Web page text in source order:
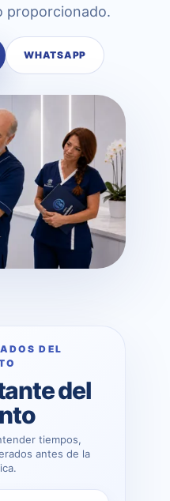
proporcionado.
WHATSAPP
DEL
del
tiempos,
antes de la